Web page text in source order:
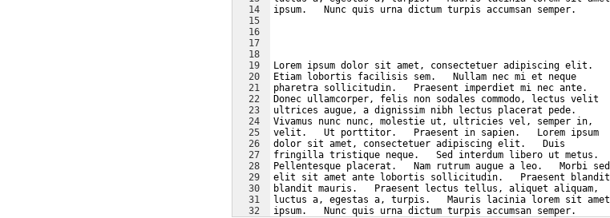
14
15
16
17
18
19
20
21
22
23
24
25
26
27
28
29
30
31
32
ipsum.   Nunc quis urna dictum turpis accumsan semper.
Lorem ipsum dolor sit amet, consectetuer adipiscing elit.
Etiam lobortis facilisis sem.   Nullam nec mi et neque
pharetra sollicitudin.   Praesent imperdiet mi nec ante.
Donec ullamcorper, felis non sodales commodo, lectus velit
ultrices augue, a dignissim nibh lectus placerat pede.
Vivamus nunc nunc, molestie ut, ultricies vel, semper in,
velit.   Ut porttitor.   Praesent in sapien.   Lorem ipsum
dolor sit amet, consectetuer adipiscing elit.   Duis
fringilla tristique neque.   Sed interdum libero ut metus.
Pellentesque placerat.   Nam rutrum augue a leo.   Morbi sed
elit sit amet ante lobortis sollicitudin.   Praesent blandit
blandit mauris.   Praesent lectus tellus, aliquet aliquam,
luctus a, egestas a, turpis.   Mauris lacinia lorem sit amet
ipsum.   Nunc quis urna dictum turpis accumsan semper.